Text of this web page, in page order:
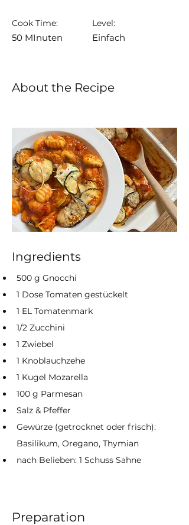
Cook Time:
50 MInuten
Level:
Einfach
About the Recipe
Ingredients
500 g Gnocchi
1 Dose Tomaten gestückelt
1 EL Tomatenmark
1/2 Zucchini
1 Zwiebel
1 Knoblauchzehe
1 Kugel Mozarella
100 g Parmesan
Salz & Pfeffer
Gewürze (getrocknet oder frisch):
Basilikum, Oregano, Thymian
nach Belieben: 1 Schuss Sahne
Preparation